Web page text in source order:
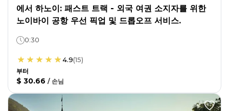
에서 하노이: 패스트 트랙 - 외국 여권 소지자를 위한
노이바이 공항 우선 픽업 및 드롭오프 서비스.
0:30
4.9(15)
부터
$ 30.66 / 손님